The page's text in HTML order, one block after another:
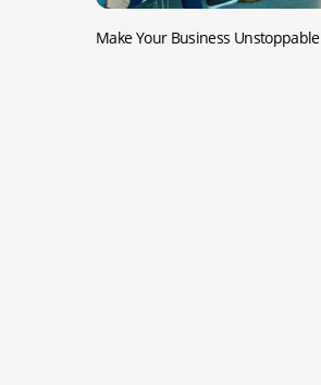
Make Your Business Unstoppable